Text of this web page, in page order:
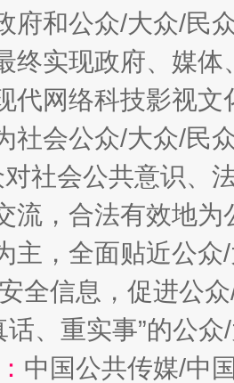
府和公众/大众/民
终实现政府、媒
代网络科技影视
社会公众/大众/民
社会公共意识、
流，合法有效地
主，全面贴近公
全信息，促进公
话、重实事”的公
中国公共传媒/中